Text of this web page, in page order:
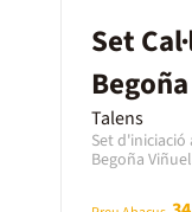
Set
Talens
Set d'iniciació
Begoña
treballar les